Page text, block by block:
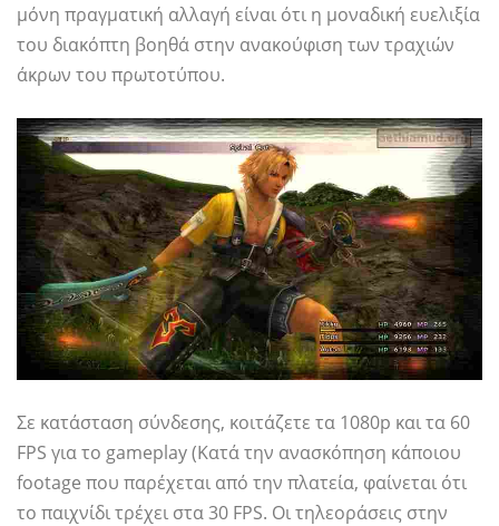
μόνη πραγματική αλλαγή είναι ότι η μοναδική ευελιξία
του διακόπτη βοηθά στην ανακούφιση των τραχιών
άκρων του πρωτοτύπου.
Σε κατάσταση σύνδεσης, κοιτάζετε τα 1080p και τα 60
FPS για το gameplay (Κατά την ανασκόπηση κάποιου
footage που παρέχεται από την πλατεία, φαίνεται ότι
το παιχνίδι τρέχει στα 30 FPS. Οι τηλεοράσεις στην